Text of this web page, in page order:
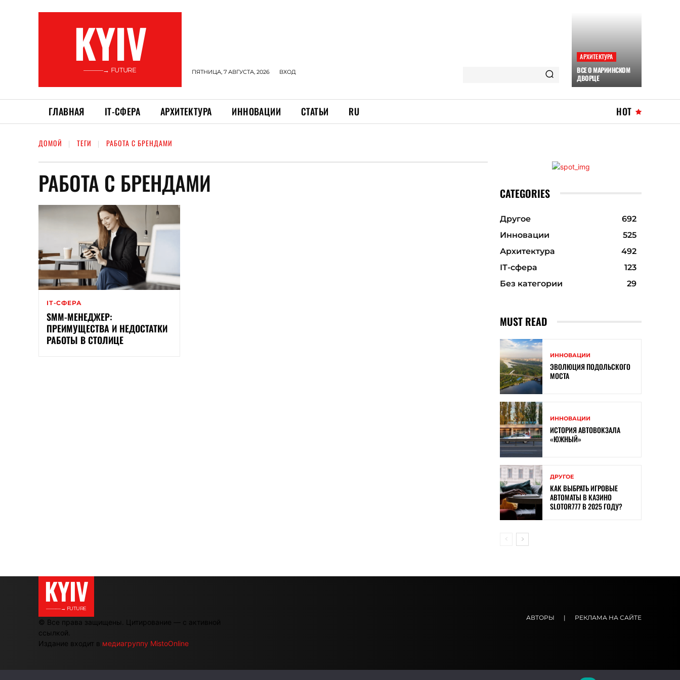
KYIV
———→ FUTURE ПЯТНИЦА, 7 АВГУСТА, 2026 ВХОД
АРХИТЕКТУРА
ВСЕ О МАРИИНСКОМ
ДВОРЦЕ
ГЛАВНАЯ ІТ-СФЕРА АРХИТЕКТУРА ИННОВАЦИИ СТАТЬИ RU HOT
ДОМОЙ ТЕГИ РАБОТА С БРЕНДАМИ
РАБОТА С БРЕНДАМИ
ІТ-СФЕРА
SMM-МЕНЕДЖЕР:
ПРЕИМУЩЕСТВА И НЕДОСТАТКИ
РАБОТЫ В СТОЛИЦЕ
CATEGORIES
Другое
692
Инновации
525
Архитектура
492
ІТ-сфера
123
Без категории
29
MUST READ
ИННОВАЦИИ
ЭВОЛЮЦИЯ ПОДОЛЬСКОГО
МОСТА
ИННОВАЦИИ
ИСТОРИЯ АВТОВОКЗАЛА
«ЮЖНЫЙ»
ДРУГОЕ
КАК ВЫБРАТЬ ИГРОВЫЕ
АВТОМАТЫ В КАЗИНО
SLOTOR777 В 2025 ГОДУ?
KYIV
———→ FUTURE
© Все права защищены. Цитирование — с активной
ссылкой.
Издание входит в медиагруппу MistoOnline
АВТОРЫ | РЕКЛАМА НА САЙТЕ